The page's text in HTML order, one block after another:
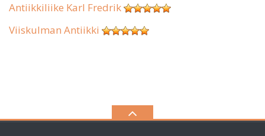
Antiikkiliike Karl Fredrik
Viiskulman Antiikki